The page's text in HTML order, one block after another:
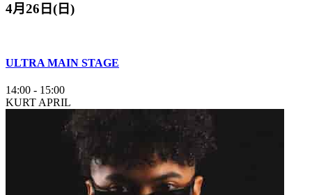
4月26日(日)
ULTRA MAIN STAGE
14:00 - 15:00
KURT APRIL